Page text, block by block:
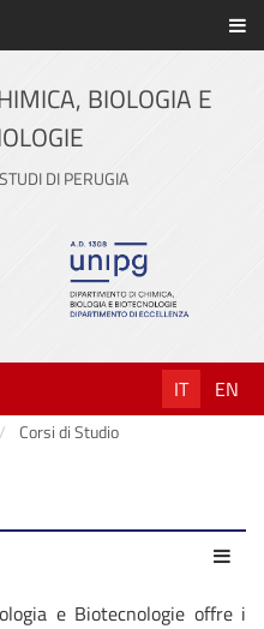
di Ateneo
BIOLOGIA E
DI PERUGIA
IT EN
Corsi di Studio
e Biotecnologie offre i